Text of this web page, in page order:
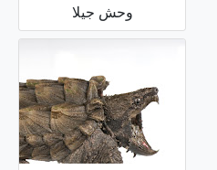
وحش جيلا